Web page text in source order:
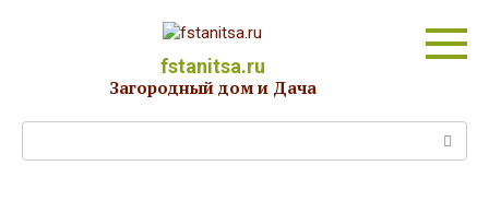
fstanitsa.ru
Загородный дом и Дача